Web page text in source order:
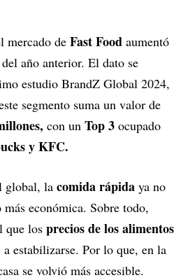
mercado de Fast Food aumentó
año anterior. El dato se
estudio BrandZ Global 2024,
segmento suma un valor de
con un Top 3 ocupado
y KFC.
global, la comida rápida ya no
económica. Sobre todo,
que los precios de los alimentos
estabilizarse. Por lo que, en la
se volvió más accesible.